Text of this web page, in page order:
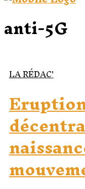
anti-5G
LA RÉDAC'